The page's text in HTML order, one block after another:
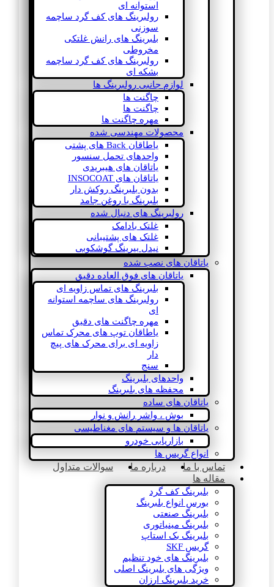
استوانه ای
رولبرینگ های کف گرد ساچمه
سوزنی
بلبرینگ های رانش غلتکی
مخروطی
رولبرینگ های کف گرد ساچمه
بشکه ای
لوازم جانبی رولبرینگ ها
چاگنت ها
چاگنت ها
مهره چاگنت ها
محصولات مهندسی شده
یاطاقان Back های پشتی
واحدهای تحمل سنسور
یاتاقان های هیبریدی
یاتاقان های INSOCOAT
بدون بلبرینگ روکش دار
بلبرینگ با روغن جامد
رولبرینگ های دنبال شده
غلتک بادامک
غلتک های پشتیبانی
نیدل بیرینگ گوشکوبی
یاتاقان های نصب شده
یاتاقان های فوق العاده دقیق
بلبرینگ های تماس زاویه ای
رولبرینگ های ساچمه استوانه
ای
مهره چاگنت های دقیق
یاطاقان توپ های محرک تماس
زاویه ای برای محرک های پیچ
دار
سنج
واحدهای بلبرینگ
محفظه های بلبرینگ
یاتاقان های ساده
بوش ، واشر رانش و نوار
یاتاقان ها و سیستم های مغناطیسی
بازاریابی خودرو
انواع گریس ها
تماس با ما درباره ما
سوالات متداول
مقاله ها
بلبرینگ کف گرد
بورس انواع بلبرینگ
بلبرینگ صنعتی
بلبرینگ مینیاتوری
بلبرینگ بک استاپ
گریس SKF
بلبرینگ های خود تنظیم
ویژگی های بلبرینگ اصلی
خرید بلبرینگ ارزان